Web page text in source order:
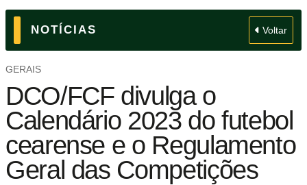
NOTÍCIAS Voltar
GERAIS
DCO/FCF divulga o
Calendário 2023 do futebol
cearense e o Regulamento
Geral das Competições